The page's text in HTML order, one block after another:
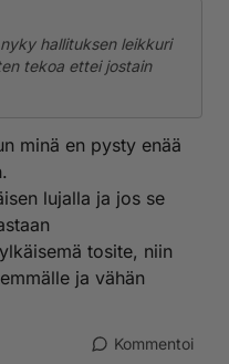
hallituksen leikkuri
tekoa ettei jostain
minä en pysty enää
lujalla ja jos se
tosite, niin
ja vähän
Kommentoi